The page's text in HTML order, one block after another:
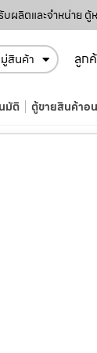
ผลิตและจำหน่าย
สินค้า ลูก
มัติ ตู้ขายสินค้าอ